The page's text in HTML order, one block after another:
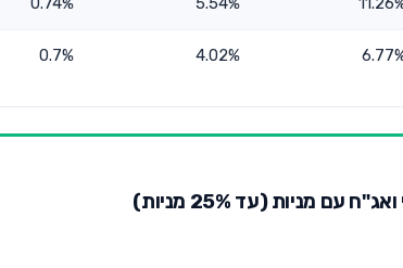
4.02%
0.7%
מניות (עד 25% מניות)